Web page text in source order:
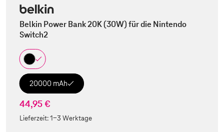
Belkin Power Bank 20K (30W) für die Nintendo
Switch2
20000 mAh
44,95 €
Lieferzeit:1-3 Werktage